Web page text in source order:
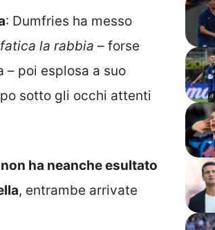
: Dumfries ha messo
la rabbia – forse
– poi esplosa a suo
sotto gli occhi attenti
non ha neanche esultato
, entrambe arrivate